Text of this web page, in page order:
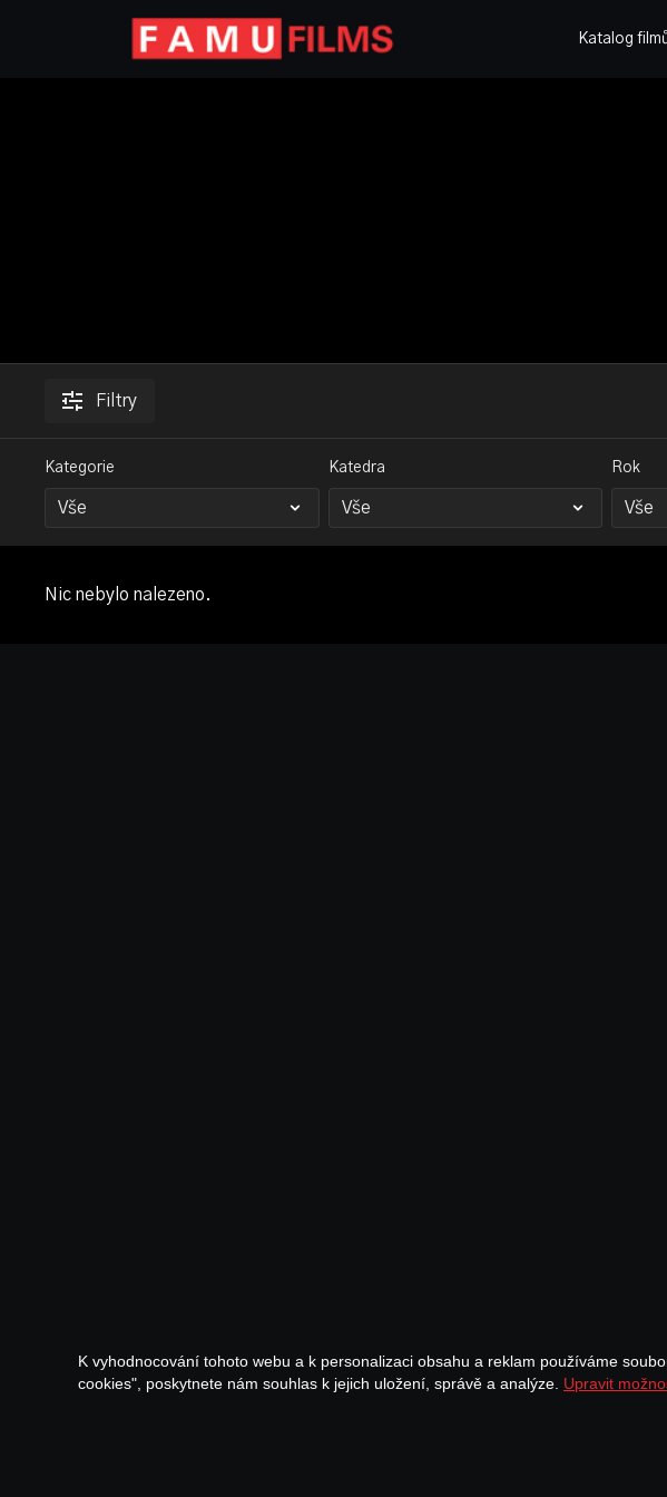
Katalog
Filtry
Kategorie Katedra Rok
Nic nebylo nalezeno.
K vyhodnocování tohoto webu a k personalizaci obsahu a reklam používáme
cookies", poskytnete nám souhlas k jejich uložení, správě a analýze. Upravit